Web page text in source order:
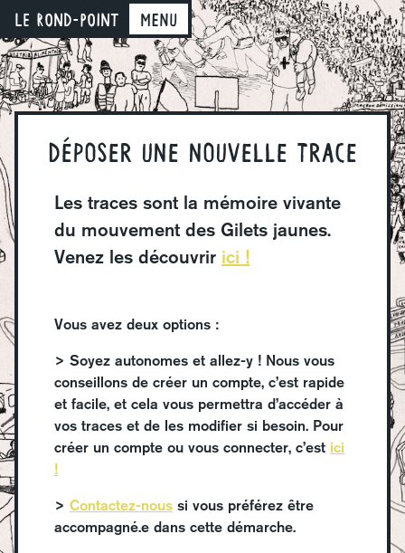
LE ROND-POINT Menu
Déposer une nouvelle trace
Les traces sont la mémoire vivante
du mouvement des Gilets jaunes.
Venez les découvrir ici !
Vous avez deux options :
> Soyez autonomes et allez-y ! Nous vous
conseillons de créer un compte, c’est rapide
et facile, et cela vous permettra d’accéder à
vos traces et de les modifier si besoin. Pour
créer un compte ou vous connecter, c’est ici
!
> Contactez-nous si vous préférez être
accompagné.e dans cette démarche.